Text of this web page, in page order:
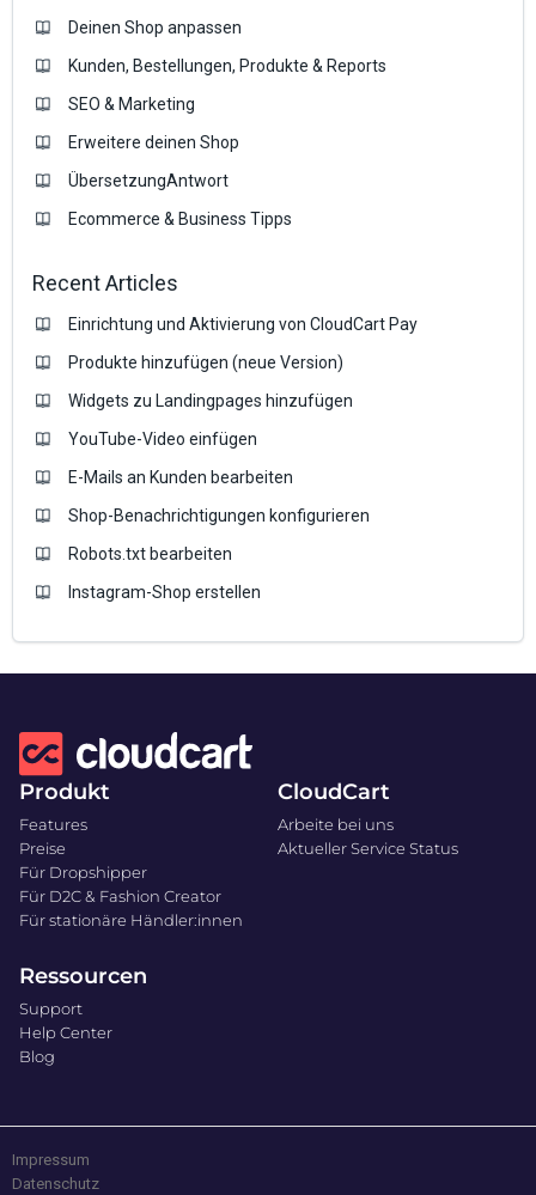
Deinen Shop anpassen
Kunden, Bestellungen, Produkte & Reports
SEO & Marketing
Erweitere deinen Shop
ÜbersetzungAntwort
Ecommerce & Business Tipps
Recent Articles
Einrichtung und Aktivierung von CloudCart Pay
Produkte hinzufügen (neue Version)
Widgets zu Landingpages hinzufügen
YouTube-Video einfügen
E-Mails an Kunden bearbeiten
Shop-Benachrichtigungen konfigurieren
Robots.txt bearbeiten
Instagram-Shop erstellen
Produkt
Features
Preise
Für Dropshipper
Für D2C & Fashion Creator
Für stationäre Händler:innen
CloudCart
Arbeite bei uns
Aktueller Service Status
Ressourcen
Support
Help Center
Blog
Impressum
Datenschutz